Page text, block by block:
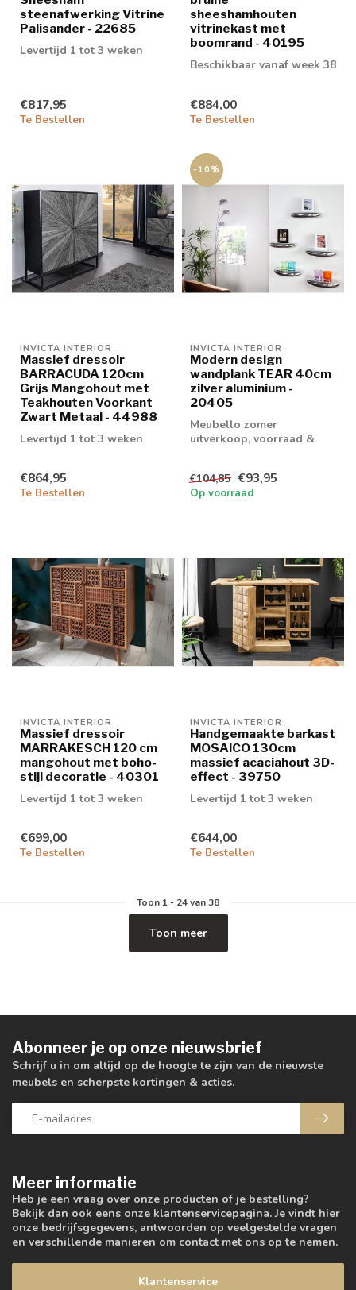
steenafwerking Vitrine
Palisander - 22685
Levertijd 1 tot 3 weken
€817,95
Te Bestellen
sheeshamhouten
vitrinekast met
boomrand - 40195
Beschikbaar vanaf week 38
€884,00
Te Bestellen
INVICTA INTERIOR
Massief dressoir
BARRACUDA 120cm
Grijs Mangohout met
Teakhouten Voorkant
Zwart Metaal - 44988
Levertijd 1 tot 3 weken
€864,95
Te Bestellen
-10%
INVICTA INTERIOR
Modern design
wandplank TEAR 40cm
zilver aluminium -
20405
Meubello zomer
uitverkoop, voorraad &
€104,85 €93,95
Op voorraad
INVICTA INTERIOR
Massief dressoir
MARRAKESCH 120 cm
mangohout met boho-
stijl decoratie - 40301
Levertijd 1 tot 3 weken
€699,00
Te Bestellen
INVICTA INTERIOR
Handgemaakte barkast
MOSAICO 130cm
massief acaciahout 3D-
effect - 39750
Levertijd 1 tot 3 weken
€644,00
Te Bestellen
Toon 1- 24van 38
Toon meer
Meer informatie
Heb je een vraag over onze producten of je bestelling?
Bekijk dan ook eens onze klantenservicepagina. Je vindt hier
onze bedrijfsgegevens, antwoorden op veelgestelde vragen
en verschillende manieren om contact met ons op te nemen.
Klantenservice
Abonneer je op onze nieuwsbrief
Schrijf u in om altijd op de hoogte te zijn van de nieuwste
meubels en scherpste kortingen & acties.